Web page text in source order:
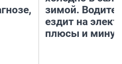
зимой.
ездит на
плюсы и